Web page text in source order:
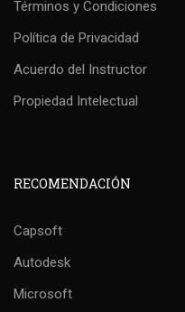
Términos y Condiciones
Política de Privacidad
Acuerdo del Instructor
Propiedad Intelectual
RECOMENDACIÓN
Capsoft
Autodesk
Microsoft